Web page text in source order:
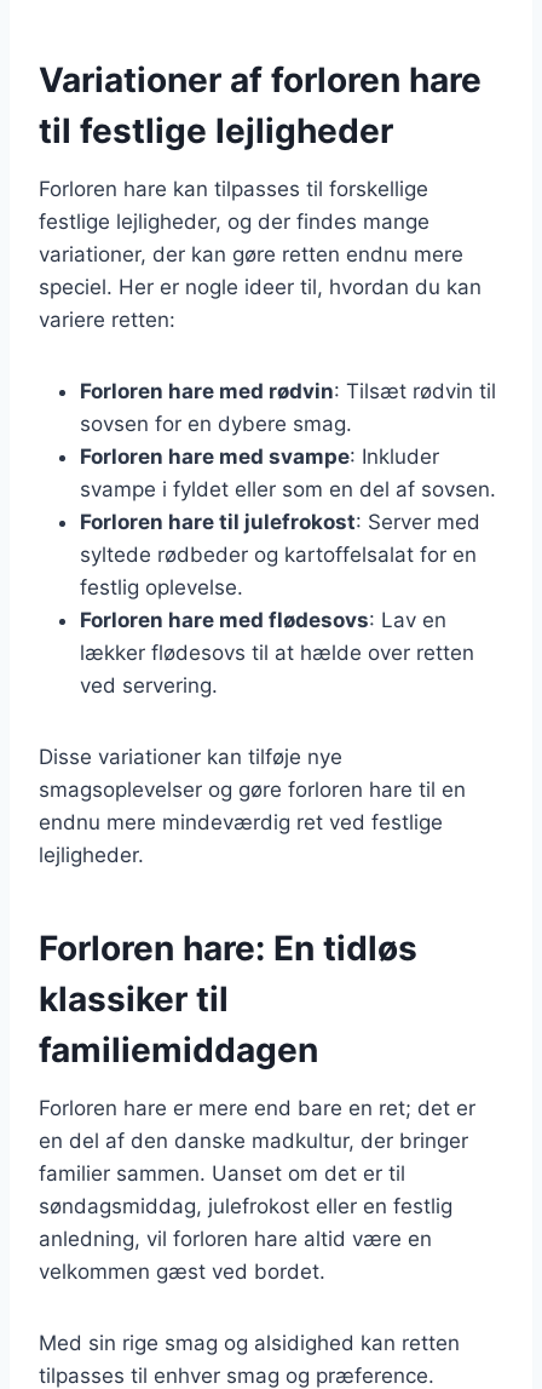
Variationer af forloren hare
til festlige lejligheder
Forloren hare kan tilpasses til forskellige
festlige lejligheder, og der findes mange
variationer, der kan gøre retten endnu mere
speciel. Her er nogle ideer til, hvordan du kan
variere retten:
Forloren hare med rødvin: Tilsæt rødvin til
sovsen for en dybere smag.
Forloren hare med svampe: Inkluder
svampe i fyldet eller som en del af sovsen.
Forloren hare til julefrokost: Server med
syltede rødbeder og kartoffelsalat for en
festlig oplevelse.
Forloren hare med flødesovs: Lav en
lækker flødesovs til at hælde over retten
ved servering.
Disse variationer kan tilføje nye
smagsoplevelser og gøre forloren hare til en
endnu mere mindeværdig ret ved festlige
lejligheder.
Forloren hare: En tidløs
klassiker til
familiemiddagen
Forloren hare er mere end bare en ret; det er
en del af den danske madkultur, der bringer
familier sammen. Uanset om det er til
søndagsmiddag, julefrokost eller en festlig
anledning, vil forloren hare altid være en
velkommen gæst ved bordet.
Med sin rige smag og alsidighed kan retten
tilpasses til enhver smag og præference.